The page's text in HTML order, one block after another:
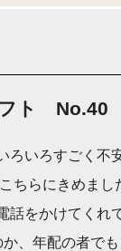
フト No.40
いろすごく不
ちらにきめまし
をかけてくれ
、年配の者で